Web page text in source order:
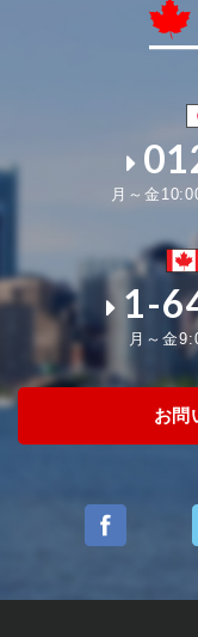
月～金
1-
月～金
お問